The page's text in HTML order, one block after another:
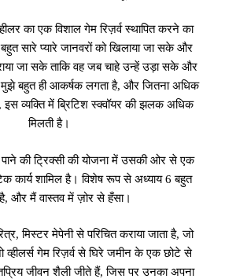
का एक विशाल गेम रिज़र्व स्थापित करने का
सारे प्यारे जानवरों को खिलाया जा सके और
जा सके ताकि वह जब चाहे उन्हें उड़ा सके और
मुझे बहुत ही आकर्षक लगता है, और जितना अधिक
व्यक्ति में ब्रिटिश स्क्वॉयर की झलक अधिक
मिलती है।
पाने की ट्रिक्सी की योजना में उसकी ओर से एक
कार्य शामिल है। विशेष रूप से अध्याय 6 बहुत
और मैं वास्तव में ज़ोर से हँसा।
मिस्टर मेपेनी से परिचित कराया जाता है, जो
गेम रिज़र्व से घिरे जमीन के एक छोटे से
जीवन शैली जीते हैं, जिस पर उनका अपना